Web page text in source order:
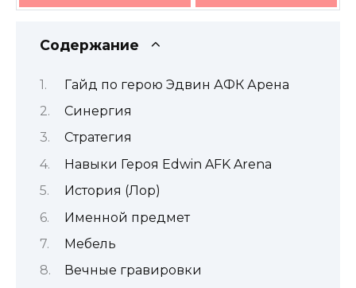
Содержание
Гайд по герою Эдвин АФК Арена
Синергия
Стратегия
Навыки Героя Edwin AFK Arena
История (Лор)
Именной предмет
Мебель
Вечные гравировки